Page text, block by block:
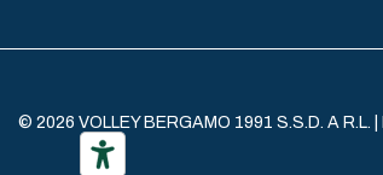
© 2026 VOLLEY BERGAMO 1991 S.S.D. A R.L.